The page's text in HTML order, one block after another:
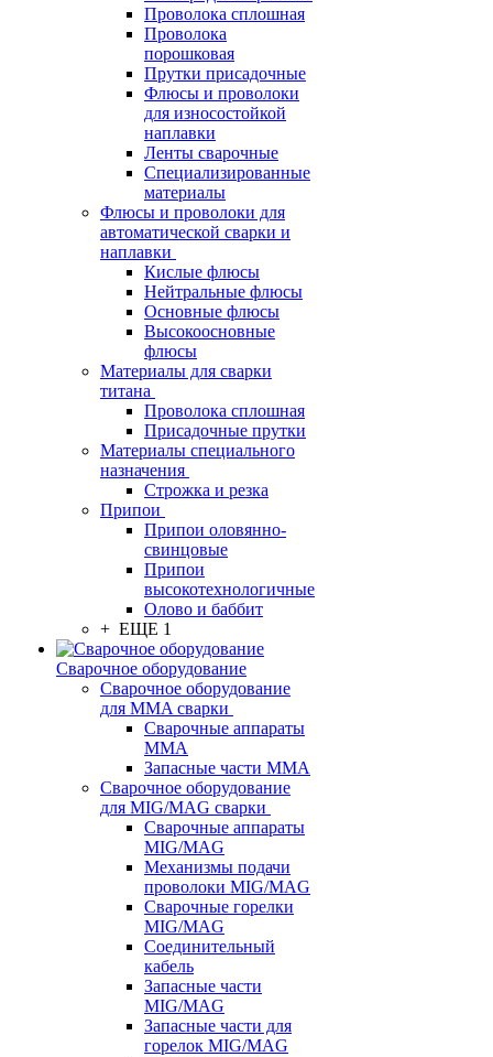
Проволока сплошная
Проволока
порошковая
Прутки присадочные
Флюсы и проволоки
для износостойкой
наплавки
Ленты сварочные
Специализированные
материалы
Флюсы и проволоки для
автоматической сварки и
наплавки
Кислые флюсы
Нейтральные флюсы
Основные флюсы
Высокоосновные
флюсы
Материалы для сварки
титана
Проволока сплошная
Присадочные прутки
Материалы специального
назначения
Строжка и резка
Припои
Припои оловянно-
свинцовые
Припои
высокотехнологичные
Олово и баббит
+ ЕЩЕ 1
Сварочное оборудование
Сварочное оборудование
для MMA сварки
Сварочные аппараты
MMA
Запасные части MMA
Сварочное оборудование
для MIG/MAG сварки
Сварочные аппараты
MIG/MAG
Механизмы подачи
проволоки MIG/MAG
Сварочные горелки
MIG/MAG
Соединительный
кабель
Запасные части
MIG/MAG
Запасные части для
горелок MIG/MAG